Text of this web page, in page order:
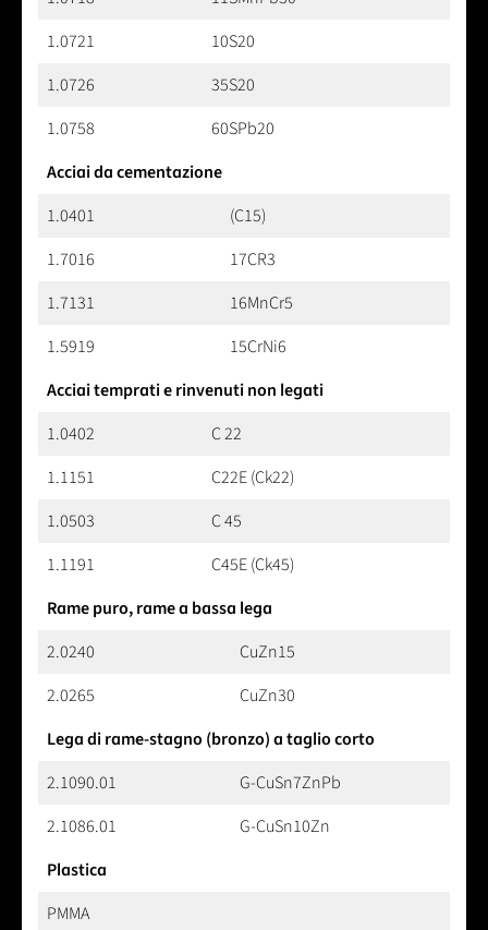
1.0721
10S20
1.0726
35S20
1.0758
60SPb20
Acciai da cementazione
1.0401
(C15)
1.7016
17CR3
1.7131
16MnCr5
1.5919
15CrNi6
Acciai temprati e rinvenuti non legati
1.0402
C 22
1.1151
C22E (Ck22)
1.0503
C 45
1.1191
C45E (Ck45)
Rame puro, rame a bassa lega
2.0240
CuZn15
2.0265
CuZn30
Lega di rame-stagno (bronzo) a taglio corto
2.1090.01
G-CuSn7ZnPb
2.1086.01
G-CuSn10Zn
Plastica
PMMA